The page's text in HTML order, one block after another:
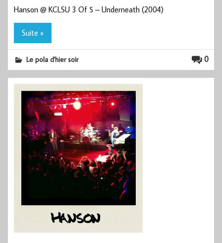
Hanson @ KCLSU 3 Of 5 – Underneath (2004)
Suite »
0
Le pola d'hier soir